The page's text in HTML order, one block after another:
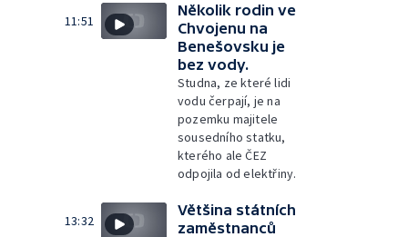
11:51
Několik rodin ve
Chvojenu na
Benešovsku je
bez vody.
Studna, ze které lidi
vodu čerpají, je na
pozemku majitele
sousedního statku,
kterého ale ČEZ
odpojila od elektřiny.
13:32
Většina státních
zaměstnanců